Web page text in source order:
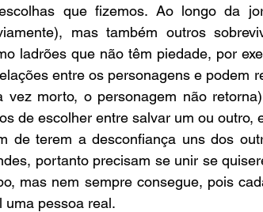
que fizemos. Ao longo da
mas também outros
ladrões que não têm piedade, por
entre os personagens e podem
vez morto, o personagem não
de escolher entre salvar um ou outro,
de terem a desconfiança uns dos
portanto precisam se unir se
mas nem sempre consegue, pois
uma pessoa real.